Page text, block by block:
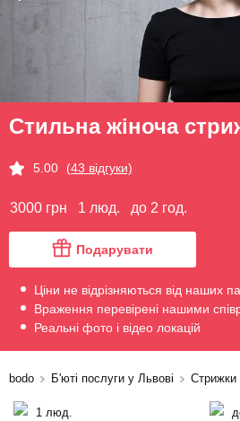
Стильна жіноча
5.00 (43 відгуки)
3000 грн 1 люд. до 2 год.
Подарувати
Ціни не відрізняються від наших
Враження перевірені нашими
Реальні фото і відео локацій
bodo Б'юті послуги у Львові Стрижки
1 люд.